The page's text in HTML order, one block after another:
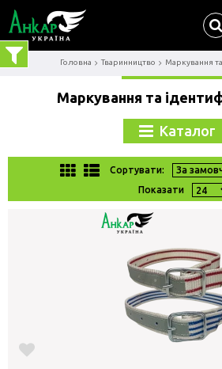
Головна Тваринництво Маркування
Маркування та
Каталог
Сортувати:
Показати